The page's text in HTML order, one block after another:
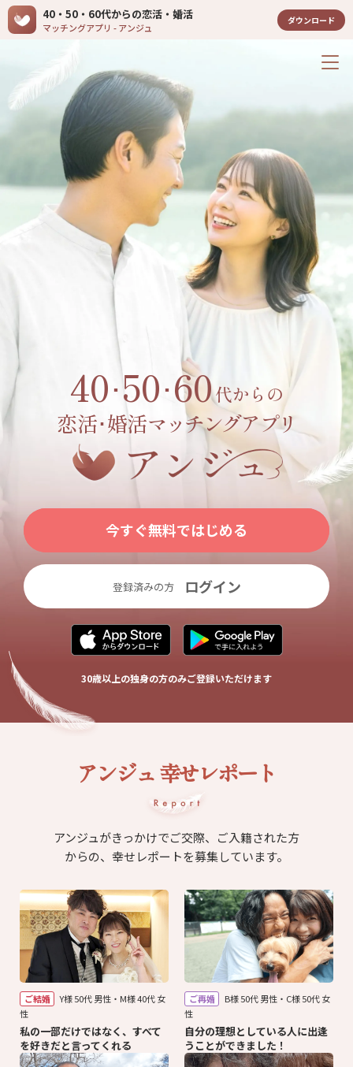
40・50・60代からの恋活・婚活
マッチングアプリ - アンジュ
ダウンロード
40･50･60代からの
恋活･婚活マッチングアプリ
今すぐ無料ではじめる
登録済みの方 ログイン
30歳以上の独身の方のみご登録いただけます
アンジュ 幸せレポート
アンジュがきっかけでご交際、ご入籍された方
からの、幸せレポートを募集しています。
ご結婚
Y様 50代 男性・M様 40代 女
性
私の一部だけではなく、すべて
を好きだと言ってくれる
ご再婚
B様 50代 男性・C様 50代 女
性
自分の理想としている人に出逢
うことができました！